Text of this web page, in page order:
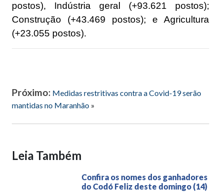
postos), Indústria geral (+93.621 postos);
Construção (+43.469 postos); e Agricultura
(+23.055 postos).
Próximo: Medidas restritivas contra a Covid-19 serão
mantidas no Maranhão »
Leia Também
Confira os nomes dos ganhadores
do Codó Feliz deste domingo (14)